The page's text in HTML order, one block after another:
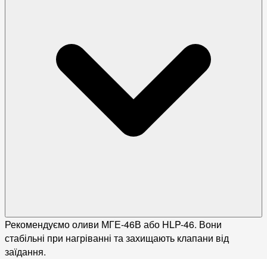
Рекомендуємо оливи МГЕ-46В або HLP-46. Вони
стабільні при нагріванні та захищають клапани від
заїдання.